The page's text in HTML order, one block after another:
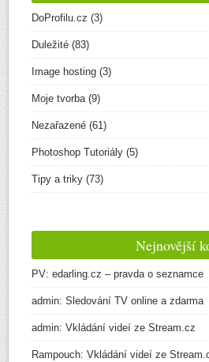
DoProfilu.cz (3)
Duležité (83)
Image hosting (3)
Moje tvorba(9)
Nezařazené (61)
Photoshop Tutoriály (5)
Tipy a triky (73)
Nejnovější
PV: edarling.cz – pravda o seznamce
admin: Sledování TV online a zdarma
admin: Vkládání videí ze Stream.cz
Rampouch: Vkládání videí ze